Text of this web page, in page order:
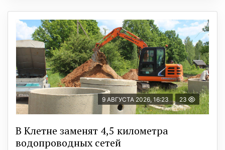
9 АВГУСТА 2026, 16:23 23
В Клетне заменят 4,5 километра
водопроводных сетей